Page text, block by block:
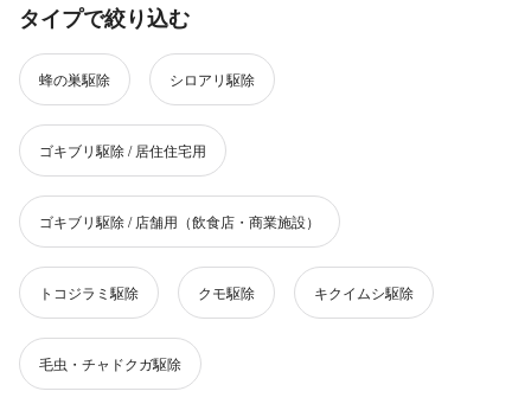
タイプで絞り込む
蜂の巣駆除 シロアリ駆除
ゴキブリ駆除 / 居住住宅用
ゴキブリ駆除 / 店舗用（飲食店・商業施設）
トコジラミ駆除 クモ駆除 キクイムシ駆除
毛虫・チャドクガ駆除